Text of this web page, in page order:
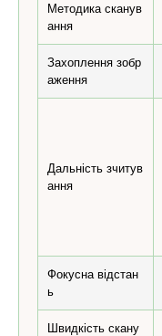
Методика сканув
ання
Захоплення зобр
аження
Дальність зчитув
ання
Фокусна відстан
ь
Швидкість скану